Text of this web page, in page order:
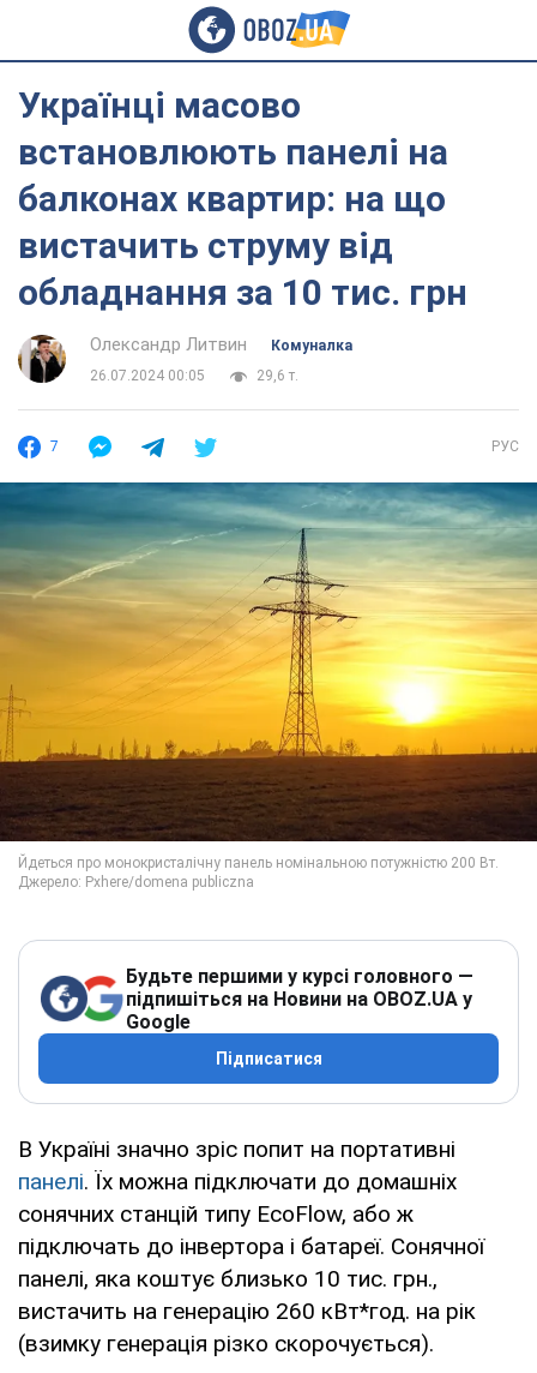
Українці масово
встановлюють панелі на
балконах квартир: на що
вистачить струму від
обладнання за 10 тис. грн
Олександр Литвин
Комуналка
26.07.2024 00:05
29,6 т.
7 РУС
Будьте першими у курсі головного —
підпишіться на Новини на OBOZ.UA у
Google
Підписатися
В Україні значно зріс попит на портативні
панелі. Їх можна підключати до домашніх
сонячних станцій типу EcoFlow, або ж
підключать до інвертора і батареї. Сонячної
панелі, яка коштує близько 10 тис. грн.,
вистачить на генерацію 260 кВт*год. на рік
(взимку генерація різко скорочується).